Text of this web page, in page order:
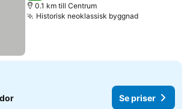
0.1 km till Centrum
Historisk neoklassisk byggnad
Se priser